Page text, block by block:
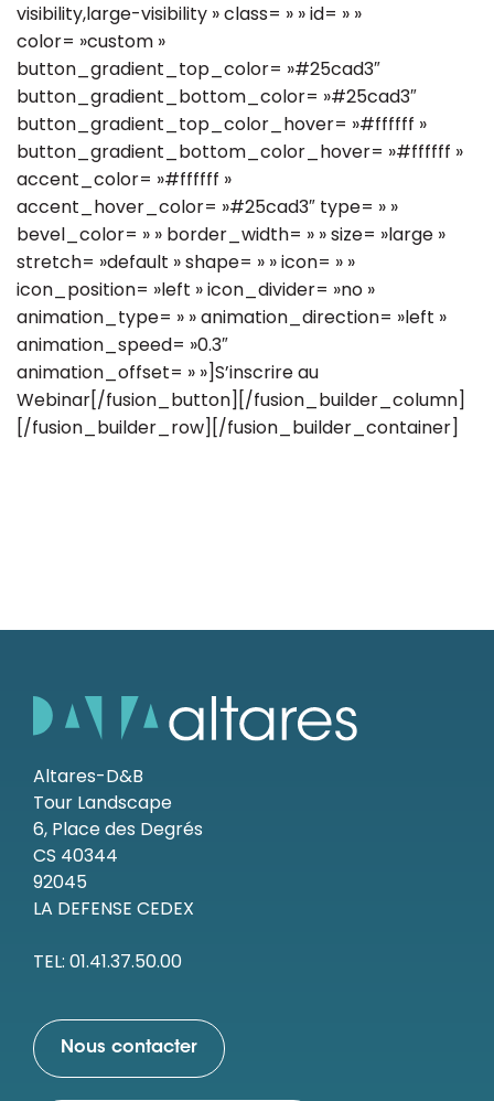
visibility,large-visibility » class= » » id= » »
color= »custom »
button_gradient_top_color= »#25cad3″
button_gradient_bottom_color= »#25cad3″
button_gradient_top_color_hover= »#ffffff »
button_gradient_bottom_color_hover= »#ffffff »
accent_color= »#ffffff »
accent_hover_color= »#25cad3″ type= » »
bevel_color= » » border_width= » » size= »large »
stretch= »default » shape= » » icon= » »
icon_position= »left » icon_divider= »no »
animation_type= » » animation_direction= »left »
animation_speed= »0.3″
animation_offset= » »]S’inscrire au
Webinar[/fusion_button][/fusion_builder_column]
[/fusion_builder_row][/fusion_builder_container]
Altares-D&B
Tour Landscape
6, Place des Degrés
CS 40344
92045
LA DEFENSE CEDEX
TEL: 01.41.37.50.00
Nous contacter